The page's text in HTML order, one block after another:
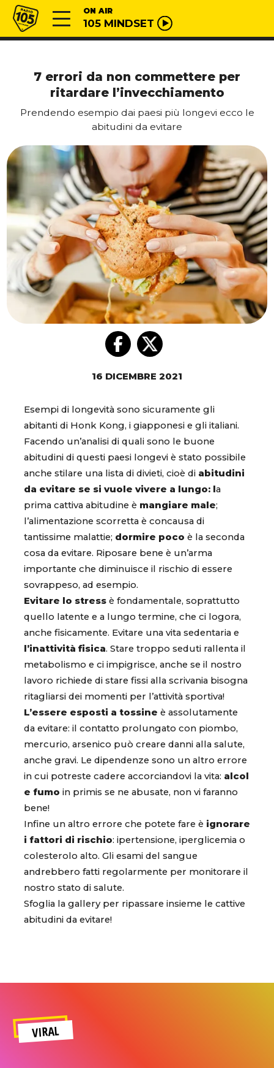
Vai al contenuto
Radio 105 ON AIR
105 MINDSET
7 errori da non commettere per
ritardare l’invecchiamento
Prendendo esempio dai paesi più longevi ecco le
abitudini da evitare
16 DICEMBRE 2021
Esempi di longevità sono sicuramente gli
abitanti di Honk Kong, i giapponesi e gli italiani.
Facendo un’analisi di quali sono le buone
abitudini di questi paesi longevi è stato possibile
anche stilare una lista di divieti, cioè di abitudini
da evitare se si vuole vivere a lungo: l a
prima cattiva abitudine è mangiare male;
l’alimentazione scorretta è concausa di
tantissime malattie; dormire poco è la seconda
cosa da evitare. Riposare bene è un’arma
importante che diminuisce il rischio di essere
sovrappeso, ad esempio.
Evitare lo stress è fondamentale, soprattutto
quello latente e a lungo termine, che ci logora,
anche fisicamente. Evitare una vita sedentaria e
l’inattività fisica. Stare troppo seduti rallenta il
metabolismo e ci impigrisce, anche se il nostro
lavoro richiede di stare fissi alla scrivania bisogna
ritagliarsi dei momenti per l’attività sportiva!
L’essere esposti a tossine è assolutamente
da evitare: il contatto prolungato con piombo,
mercurio, arsenico può creare danni alla salute,
anche gravi. Le dipendenze sono un altro errore
in cui potreste cadere accorciandovi la vita: alcol
e fumo in primis se ne abusate, non vi faranno
bene!
Infine un altro errore che potete fare è ignorare
i fattori di rischio: ipertensione, iperglicemia o
colesterolo alto. Gli esami del sangue
andrebbero fatti regolarmente per monitorare il
nostro stato di salute.
Sfoglia la gallery per ripassare insieme le cattive
abitudini da evitare!
VIRAL